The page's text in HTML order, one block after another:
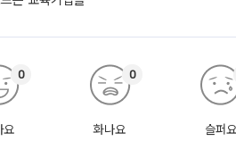
요
0
화나요
0
슬퍼요